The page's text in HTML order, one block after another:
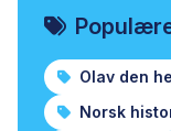
Olav den
Norsk